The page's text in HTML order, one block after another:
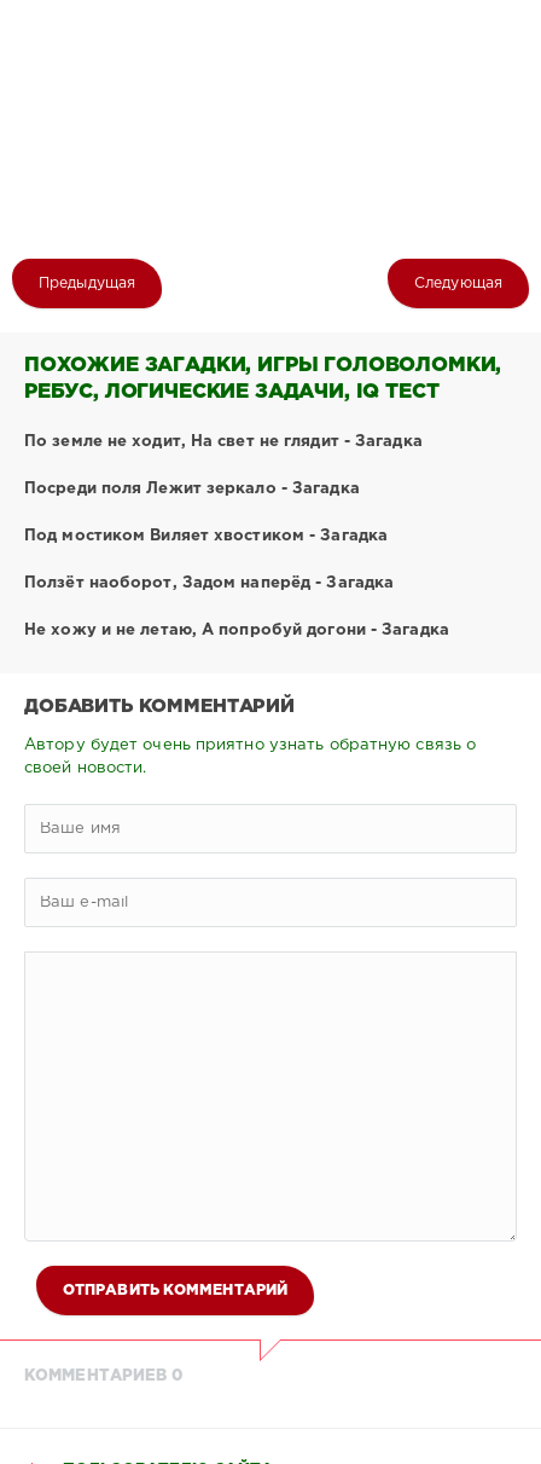
Предыдущая Следующая
ПОХОЖИЕ ЗАГАДКИ, ИГРЫ ГОЛОВОЛОМКИ,
РЕБУС, ЛОГИЧЕСКИЕ ЗАДАЧИ, IQ ТЕСТ
По земле не ходит, На свет не глядит - Загадка
Посреди поля Лежит зеркало - Загадка
Под мостиком Виляет хвостиком - Загадка
Ползёт наоборот, Задом наперёд - Загадка
Не хожу и не летаю, А попробуй догони - Загадка
ДОБАВИТЬ КОММЕНТАРИЙ
Автору будет очень приятно узнать обратную связь о
своей новости.
ОТПРАВИТЬ КОММЕНТАРИЙ
КОММЕНТАРИЕВ 0